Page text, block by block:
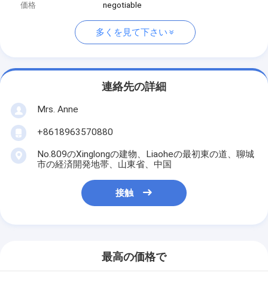
価格
negotiable
多くを見て下さい
連絡先の詳細
Mrs. Anne
+8618963570880
No.809のXinglongの建物、Liaoheの最初東の道、聊城
市の経済開発地帯、山東省、中国
接触
最高の価格で